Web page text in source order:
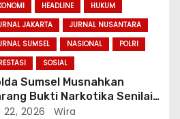
HEADLINE
HUKUM
JAKARTA
JURNAL NUSANTARA
SUMSEL
NASIONAL
POLRI
SOSIAL
Sumsel Musnahkan
Bukti Narkotika Senilai
Miliar, Selamatkan 83 Ribu
22, 2026 Wira